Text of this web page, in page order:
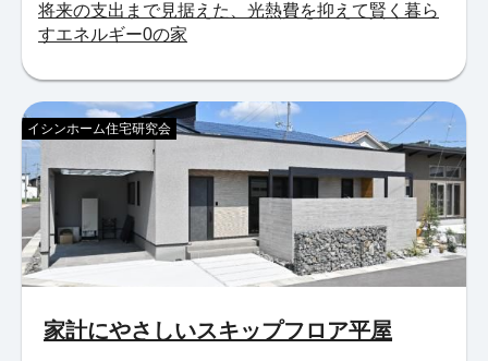
将来の支出まで見据えた、光熱費を抑えて賢く暮ら
すエネルギー0の家
家計にやさしいスキップフロア平屋
イシンホーム住宅研究会